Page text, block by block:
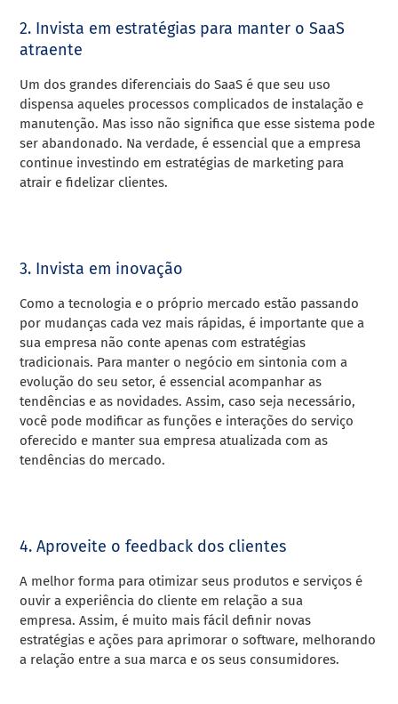
2. Invista em estratégias para manter o SaaS
atraente
Um dos grandes diferenciais do SaaS é que seu uso
dispensa aqueles processos complicados de instalação e
manutenção. Mas isso não significa que esse sistema pode
ser abandonado. Na verdade, é essencial que a empresa
continue investindo em estratégias de marketing para
atrair e fidelizar clientes.
3. Invista em inovação
Como a tecnologia e o próprio mercado estão passando
por mudanças cada vez mais rápidas, é importante que a
sua empresa não conte apenas com estratégias
tradicionais. Para manter o negócio em sintonia com a
evolução do seu setor, é essencial acompanhar as
tendências e as novidades.Assim, caso seja necessário,
você pode modificar as funções e interações do serviço
oferecido e manter sua empresa atualizada com as
tendências do mercado.
4. Aproveite o feedback dos clientes
A melhor forma para otimizar seus produtos e serviços é
ouvir a experiência do cliente em relação a sua
empresa.Assim, é muito mais fácil definir novas
estratégias e ações para aprimorar o software, melhorando
a relação entre a sua marca e os seus consumidores.